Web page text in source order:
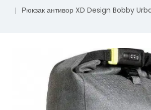
Рюкзак антивор XD Design Bobby